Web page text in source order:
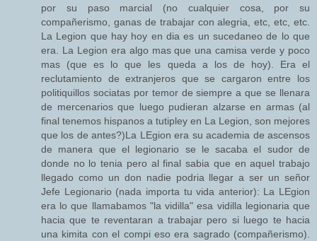
por su paso marcial (no cualquier cosa, por su
compañerismo, ganas de trabajar con alegria, etc, etc, etc.
La Legion que hay hoy en dia es un sucedaneo de lo que
era. La Legion era algo mas que una camisa verde y poco
mas (que es lo que les queda a los de hoy). Era el
reclutamiento de extranjeros que se cargaron entre los
politiquillos sociatas por temor de siempre a que se llenara
de mercenarios que luego pudieran alzarse en armas (al
final tenemos hispanos a tutipley en La Legion, son mejores
que los de antes?)La LEgion era su academia de ascensos
de manera que el legionario se le sacaba el sudor de
donde no lo tenia pero al final sabia que en aquel trabajo
llegado como un don nadie podria llegar a ser un señor
Jefe Legionario (nada importa tu vida anterior): La LEgion
era lo que llamabamos "la vidilla" esa vidilla legionaria que
hacia que te reventaran a trabajar pero si luego te hacia
una kimita con el compi eso era sagrado (compañerismo).